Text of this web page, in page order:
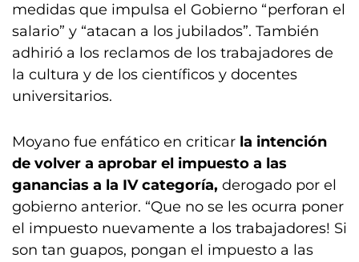
medidas que impulsa el Gobierno “perforan el
salario” y “atacan a los jubilados”. También
adhirió a los reclamos de los trabajadores de
la cultura y de los científicos y docentes
universitarios.
Moyano fue enfático en criticar la intención
de volver a aprobar el impuesto a las
ganancias a la IV categoría, derogado por el
gobierno anterior. “Que no se les ocurra poner
el impuesto nuevamente a los trabajadores! Si
son tan guapos, pongan el impuesto a las